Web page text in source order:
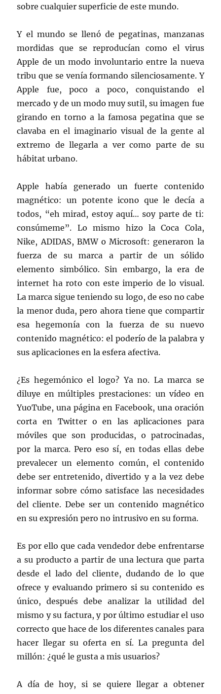
sobre cualquier superficie de este mundo.
Y el mundo se llenó de pegatinas, manzanas
mordidas que se reproducían como el virus
Apple de un modo involuntario entre la nueva
tribu que se venía formando silenciosamente. Y
Apple fue, poco a poco, conquistando el
mercado y de un modo muy sutil, su imagen fue
girando en torno a la famosa pegatina que se
clavaba en el imaginario visual de la gente al
extremo de llegarla a ver como parte de su
hábitat urbano.
Apple había generado un fuerte contenido
magnético: un potente icono que le decía a
todos, “eh mirad, estoy aquí… soy parte de ti:
consúmeme”. Lo mismo hizo la Coca Cola,
Nike, ADIDAS, BMW o Microsoft: generaron la
fuerza de su marca a partir de un sólido
elemento simbólico. Sin embargo, la era de
internet ha roto con este imperio de lo visual.
La marca sigue teniendo su logo, de eso no cabe
la menor duda, pero ahora tiene que compartir
esa hegemonía con la fuerza de su nuevo
contenido magnético: el poderío de la palabra y
sus aplicaciones en la esfera afectiva.
¿Es hegemónico el logo? Ya no. La marca se
diluye en múltiples prestaciones: un vídeo en
YuoTube, una página en Facebook, una oración
corta en Twitter o en las aplicaciones para
móviles que son producidas, o patrocinadas,
por la marca. Pero eso sí, en todas ellas debe
prevalecer un elemento común, el contenido
debe ser entretenido, divertido y a la vez debe
informar sobre cómo satisface las necesidades
del cliente. Debe ser un contenido magnético
en su expresión pero no intrusivo en su forma.
Es por ello que cada vendedor debe enfrentarse
a su producto a partir de una lectura que parta
desde el lado del cliente, dudando de lo que
ofrece y evaluando primero si su contenido es
único, después debe analizar la utilidad del
mismo y su factura, y por último estudiar el uso
correcto que hace de los diferentes canales para
hacer llegar su oferta en sí. La pregunta del
millón: ¿qué le gusta a mis usuarios?
A día de hoy, si se quiere llegar a obtener